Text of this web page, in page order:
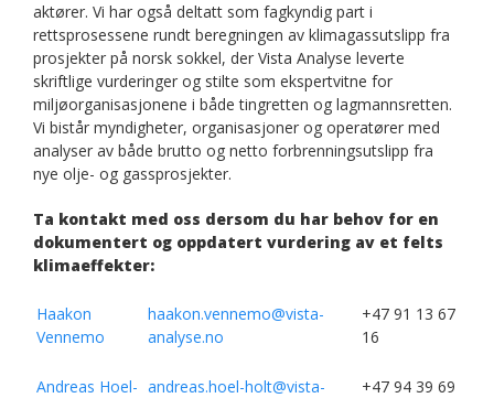
aktører. Vi har også deltatt som fagkyndig part i
rettsprosessene rundt beregningen av klimagassutslipp fra
prosjekter på norsk sokkel, der Vista Analyse leverte
skriftlige vurderinger og stilte som ekspertvitne for
miljøorganisasjonene i både tingretten og lagmannsretten.
Vi bistår myndigheter, organisasjoner og operatører med
analyser av både brutto og netto forbrenningsutslipp fra
nye olje- og gassprosjekter.
Ta kontakt med oss dersom du har behov for en
dokumentert og oppdatert vurdering av et felts
klimaeffekter:
Haakon
Vennemo
haakon.vennemo@vista-
analyse.no
+47 91 13 67
16
Andreas Hoel- andreas.hoel-holt@vista-
+47 94 39 69